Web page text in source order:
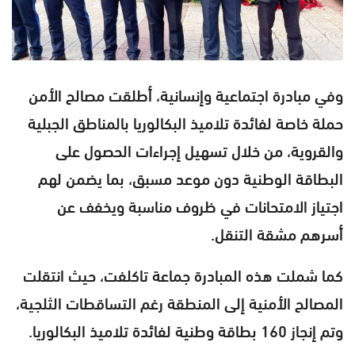
وفي مبادرة اجتماعية وإنسانية، أطلقت مصالح الأمن
حملة خاصة لفائدة تلاميذ البكالوريا بالمناطق الجبلية
والقروية، من خلال تسهيل إجراءات الحصول على
البطاقة الوطنية دون موعد مسبق، بما يضمن لهم
اجتياز الامتحانات في ظروف مناسبة ويخفف عن
أسرهم مشقة التنقل.
كما شملت هذه المبادرة جماعة تاكلفت، حيث انتقلت
المصالح الأمنية إلى المنطقة رغم التساقطات الثلجية،
وتم إنجاز 160 بطاقة وطنية لفائدة تلاميذ البكالوريا.